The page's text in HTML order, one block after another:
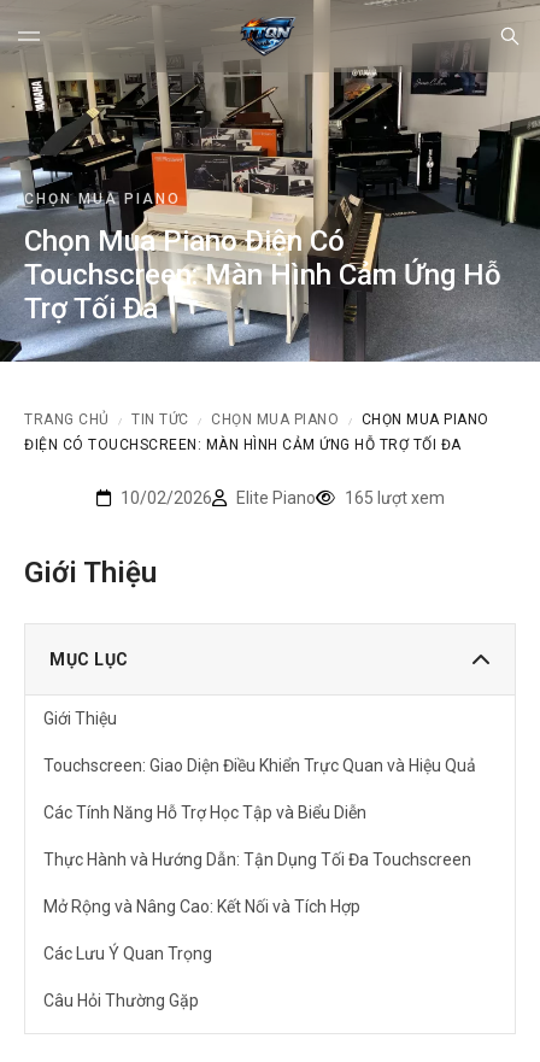
CHỌN MUA PIANO
Chọn Mua Piano Điện Có
Touchscreen: Màn Hình Cảm Ứng Hỗ
Trợ Tối Đa
TRANG CHỦ / TIN TỨC / CHỌN MUA PIANO /
CHỌN MUA PIANO
ĐIỆN CÓ TOUCHSCREEN: MÀN HÌNH CẢM ỨNG HỖ TRỢ TỐI ĐA
10/02/2026 Elite Piano 165 lượt xem
Giới Thiệu
MỤC LỤC
Giới Thiệu
Touchscreen: Giao Diện Điều Khiển Trực Quan và Hiệu Quả
Các Tính Năng Hỗ Trợ Học Tập và Biểu Diễn
Thực Hành và Hướng Dẫn: Tận Dụng Tối Đa Touchscreen
Mở Rộng và Nâng Cao: Kết Nối và Tích Hợp
Các Lưu Ý Quan Trọng
Câu Hỏi Thường Gặp